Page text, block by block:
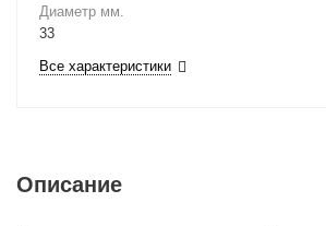
Диаметр мм.
33
Все характеристики
Описание